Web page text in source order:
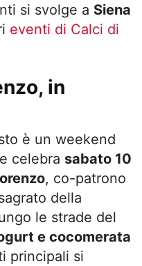
si svolge a Siena
eventi di Calci di
in
è un weekend
celebra sabato 10
, co-patrono
della
le strade del
e cocomerata
principali si